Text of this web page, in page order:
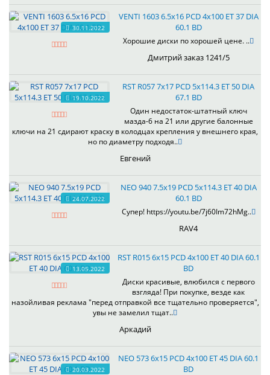
30.11.2022
VENTI 1603 6.5x16 PCD 4x100 ET 37 DIA
60.1 BD
Хорошие диски по хорошей цене. ..
Дмитрий заказ 1241/5
19.10.2022
RST R057 7x17 PCD 5x114.3 ET 50 DIA
67.1 BD
Один недостаток-штатный ключ
мазда-6 на 21 или другие балонные
ключи на 21 сдирают краску в колодцах крепления у внешнего края,
но по диаметру подходя..
Евгений
24.07.2022
NEO 940 7.5x19 PCD 5x114.3 ET 40 DIA
60.1 BD
Супер! https://youtu.be/7j60Im72hMg..
RAV4
13.05.2022
RST R015 6x15 PCD 4x100 ET 40 DIA 60.1
BD
Диски красивые, влюбился с первого
взгляда! При покупке, везде как
назойливая реклама "перед отправкой все тщательно проверяется",
увы не замелил тщат..
Аркадий
20.03.2022
NEO 573 6x15 PCD 4x100 ET 45 DIA 60.1
BD